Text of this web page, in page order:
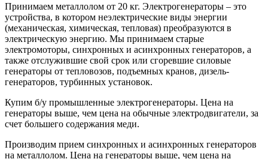
Принимаем металлолом от 20 кг. Электрогенераторы – это
устройства, в котором неэлектрические виды энергии
(механическая, химическая, тепловая) преобразуются в
электрическую энергию. Мы принимаем старые
электромоторы, синхронных и асинхронных генераторов, а
также отслужившие свой срок или сгоревшие силовые
генераторы от тепловозов, подъемных кранов, дизель-
генераторов, турбинных установок.
Купим б/у промышленные электрогенераторы. Цена на
генераторы выше, чем цена на обычные электродвигатели, за
счет большего содержания меди.
Производим прием синхронных и асинхронных генераторов
на металлолом. Цена на генераторы выше, чем цена на